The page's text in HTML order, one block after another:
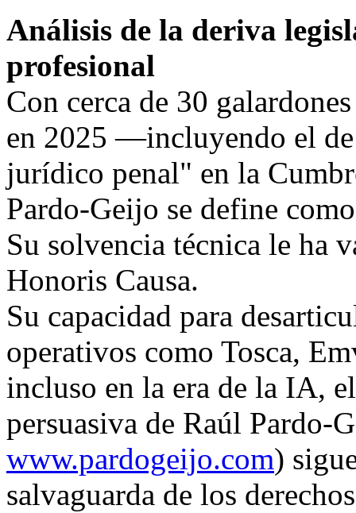
Análisis de la deriva
profesional
Con cerca de 30
en 2025 —incluyendo el
jurídico penal" en la
Pardo-Geijo se define
Su solvencia técnica le ha
Honoris Causa.
Su capacidad para
operativos como Tosca,
incluso en la era de la IA,
persuasiva de Raúl Pardo-
www.pardogeijo.com)
salvaguarda de los